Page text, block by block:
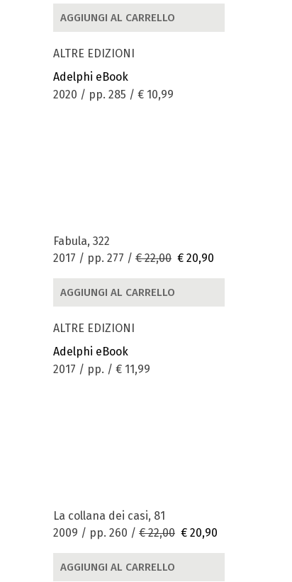
AGGIUNGI AL CARRELLO
ALTRE EDIZIONI
Adelphi eBook
2020 / pp. 285 / € 10,99
Fabula, 322
2017 / pp. 277 / € 22,00 € 20,90
AGGIUNGI AL CARRELLO
ALTRE EDIZIONI
Adelphi eBook
2017 / pp. / € 11,99
La collana dei casi, 81
2009 / pp. 260 / € 22,00 € 20,90
AGGIUNGI AL CARRELLO